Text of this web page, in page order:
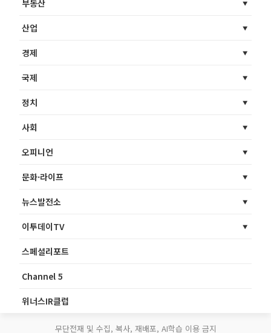
부동산
산업
경제
국제
정치
사회
오피니언
문화·라이프
뉴스발전소
이투데이TV
스페셜리포트
Channel 5
위너스IR클럽
무단전재 및 수집, 복사, 재배포, AI학습 이용 금지